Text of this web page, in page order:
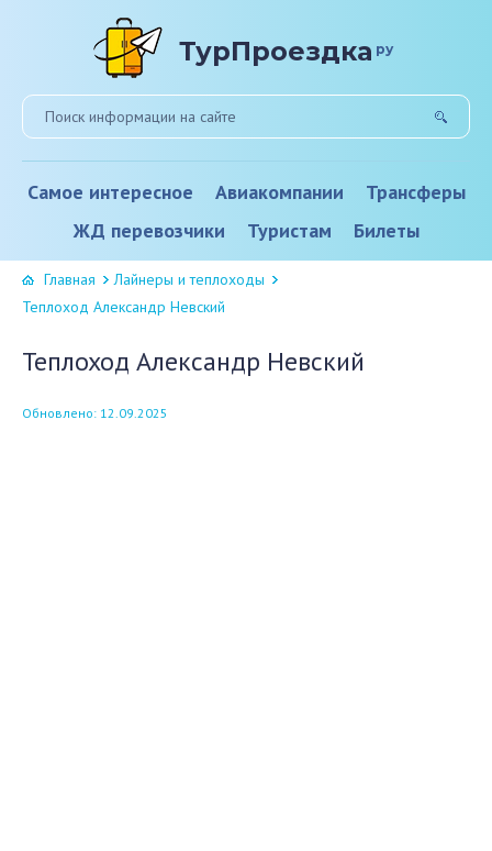
ТурПроездка ру
Самое интересное Авиакомпании
Трансферы
ЖД перевозчики
Туристам Билеты
Главная
Лайнеры и теплоходы
Теплоход Александр Невский
Теплоход Александр Невский
Обновлено: 12.09.2025